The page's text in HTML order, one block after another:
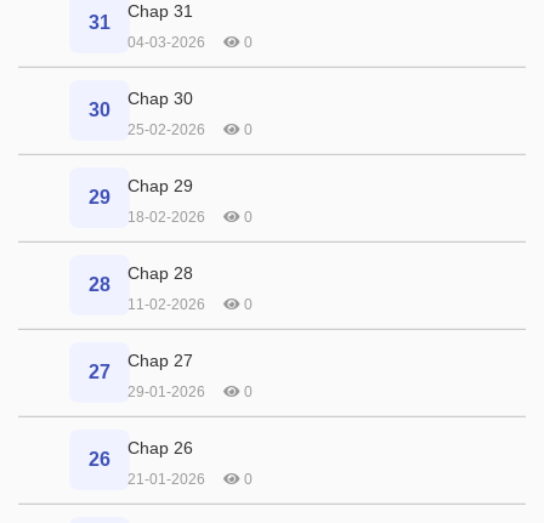
31
Chap 31
04-03-2026 0
30
Chap 30
25-02-2026 0
29
Chap 29
18-02-2026 0
28
Chap 28
11-02-2026 0
27
Chap 27
29-01-2026 0
26
Chap 26
21-01-2026 0